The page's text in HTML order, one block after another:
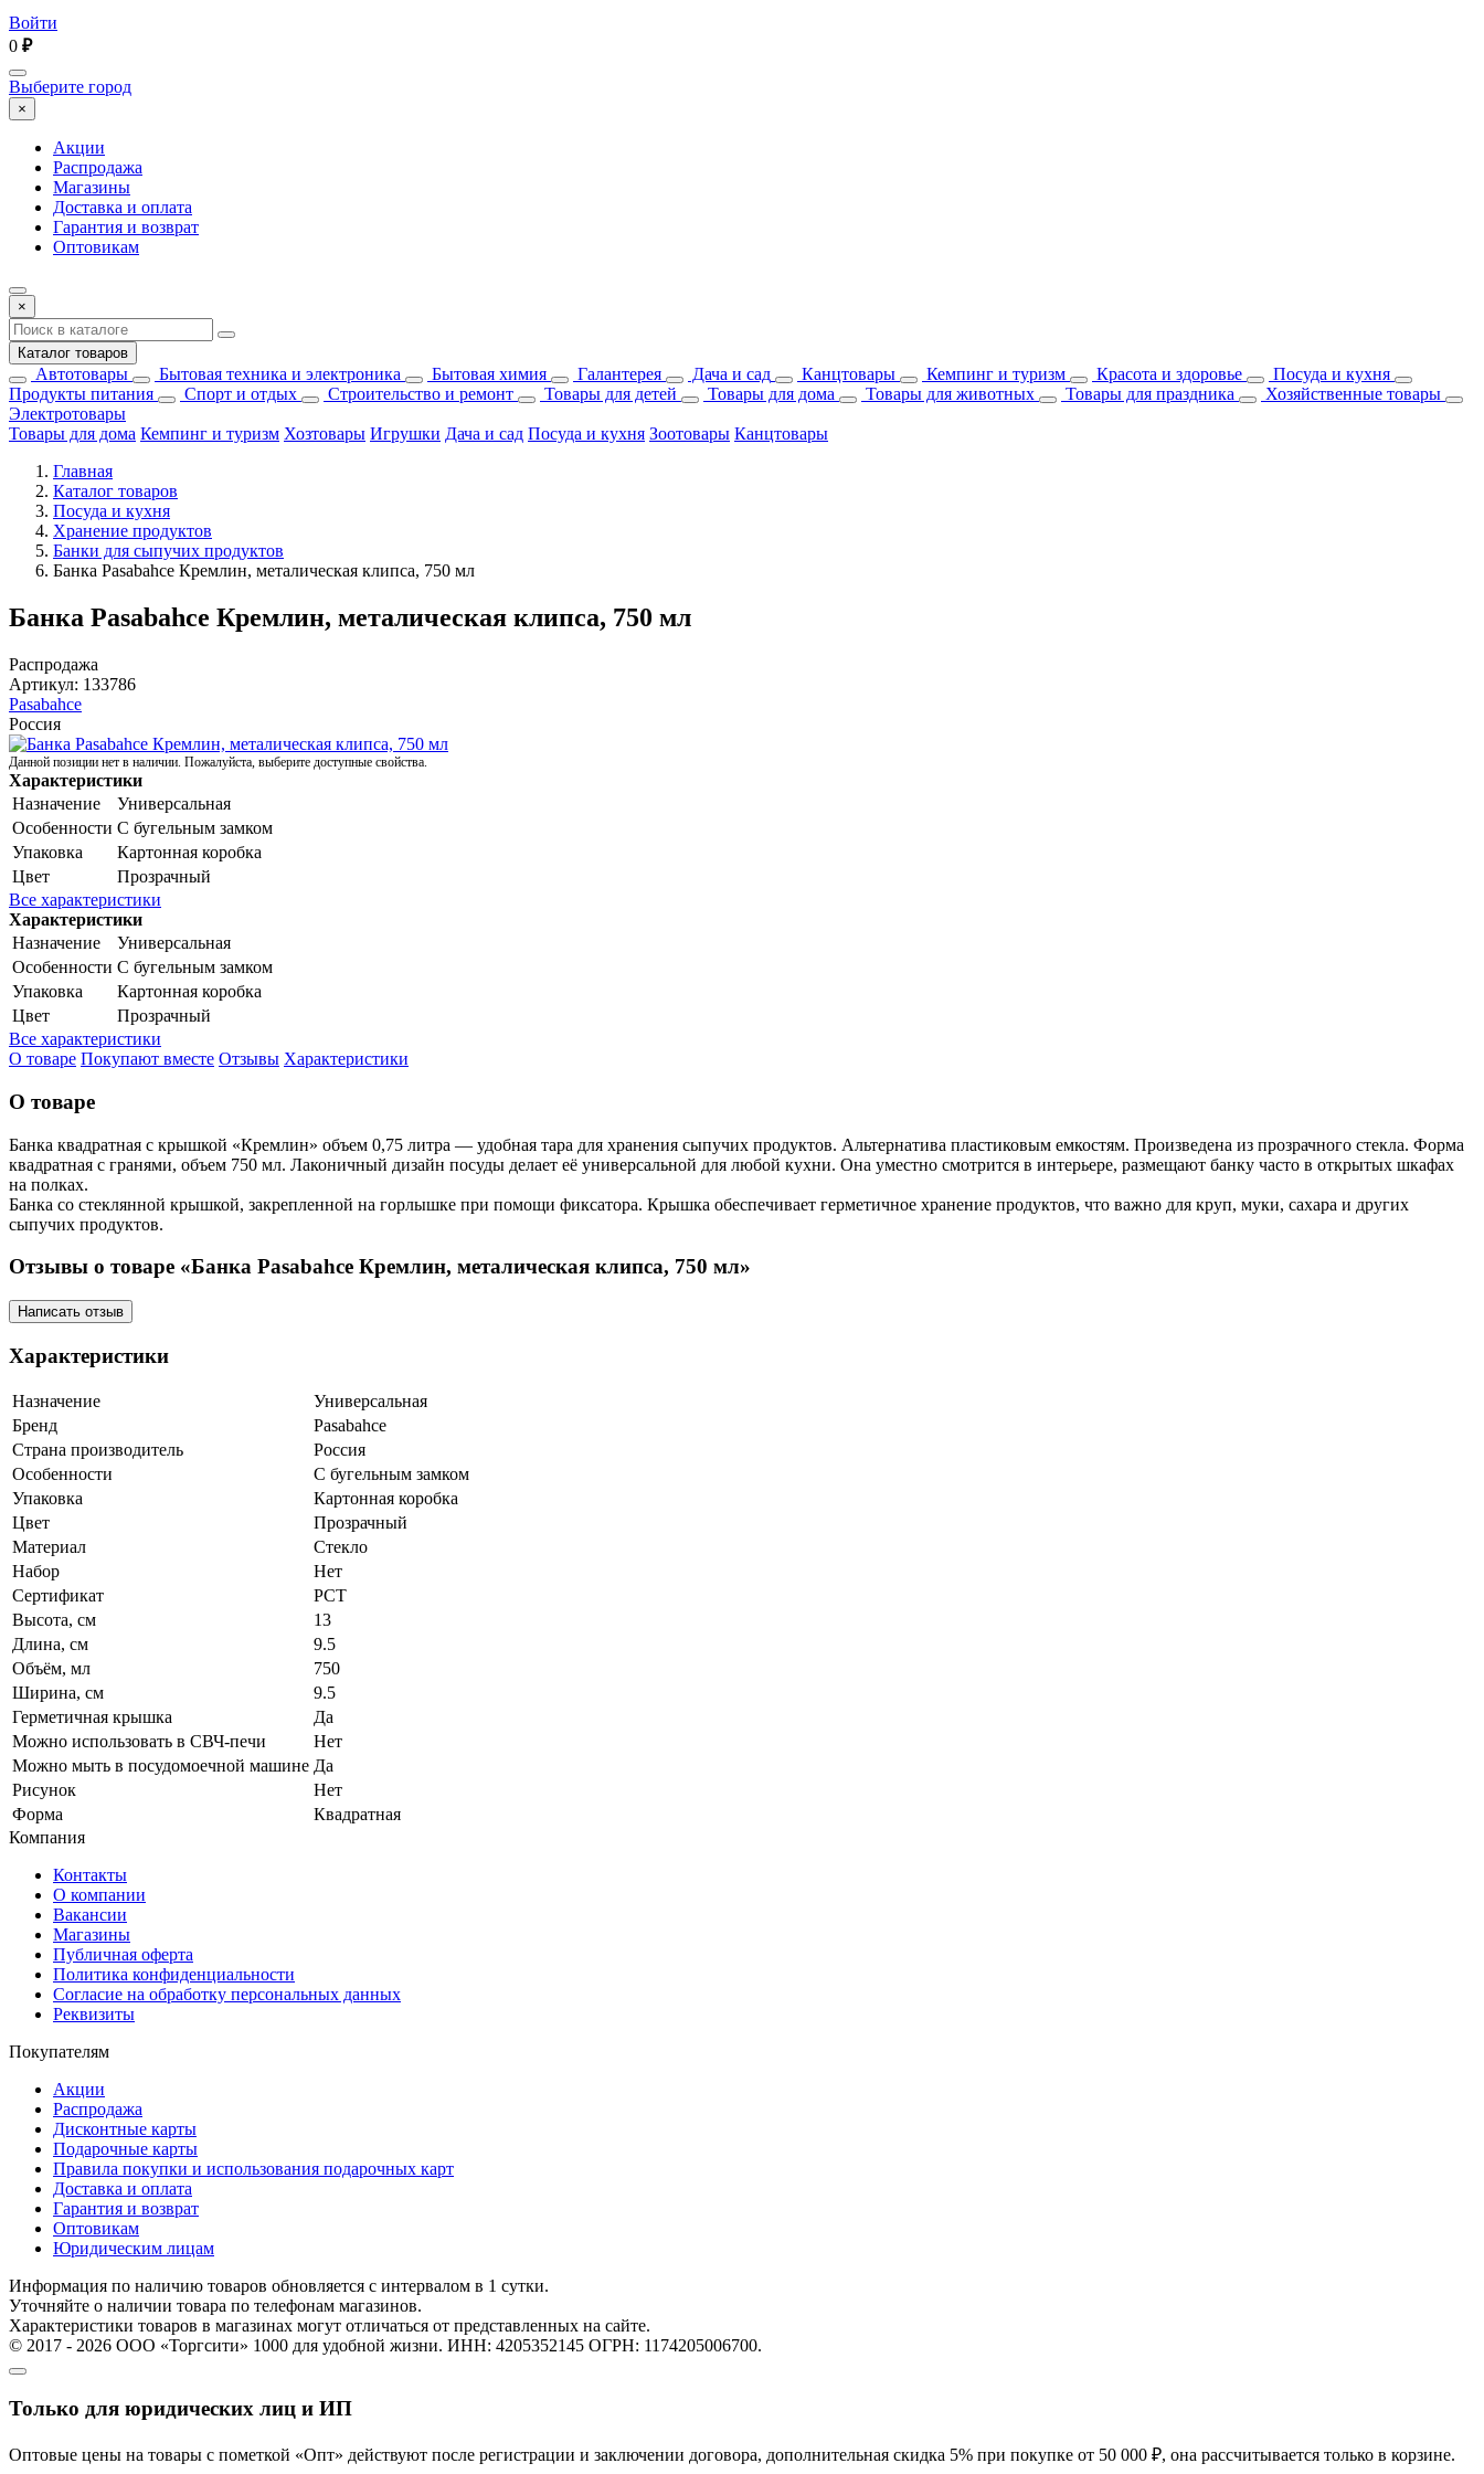
Войти
0 ₽
Выберите город
×
Акции
Распродажа
Магазины
Доставка и оплата
Гарантия и возврат
Оптовикам
×
Каталог товаров
Автотовары Бытовая техника и электроника Бытовая химия Галантерея Дача и сад Канцтовары Кемпинг и туризм Красота и здоровье
Посуда и кухня
Продукты питания
Спорт и отдых Строительство и ремонт Товары для детей Товары для дома Товары для животных Товары для праздника
Хозяйственные товары
Электротовары
Товары для дома Кемпинг и туризм Хозтовары Игрушки Дача и сад Посуда и кухня Зоотовары Канцтовары
Главная
Каталог товаров
Посуда и кухня
Хранение продуктов
Банки для сыпучих продуктов
Банка Pasabahce Кремлин, металическая клипса, 750 мл
Банка Pasabahce Кремлин, металическая клипса, 750 мл
Распродажа
Артикул: 133786
Pasabahce
Россия
Данной позиции нет в наличии. Пожалуйста, выберите доступные свойства.
Характеристики
Назначение
Универсальная
Особенности С бугельным замком
Упаковка
Картонная коробка
Цвет
Прозрачный
Все характеристики
Характеристики
Назначение
Универсальная
Особенности С бугельным замком
Упаковка
Картонная коробка
Цвет
Прозрачный
Все характеристики
О товаре Покупают вместе Отзывы Характеристики
О товаре
Банка квадратная с крышкой «Кремлин» объем 0,75 литра — удобная тара для хранения сыпучих продуктов. Альтернатива пластиковым емкостям. Произведена из прозрачного стекла. Форма
квадратная с гранями, объем 750 мл. Лаконичный дизайн посуды делает её универсальной для любой кухни. Она уместно смотрится в интерьере, размещают банку часто в открытых шкафах
на полках.
Банка со стеклянной крышкой, закрепленной на горлышке при помощи фиксатора. Крышка обеспечивает герметичное хранение продуктов, что важно для круп, муки, сахара и других
сыпучих продуктов.
Отзывы о товаре «Банка Pasabahce Кремлин, металическая клипса, 750 мл»
Написать отзыв
Характеристики
Назначение
Универсальная
Бренд
Pasabahce
Страна производитель
Россия
Особенности
С бугельным замком
Упаковка
Картонная коробка
Цвет
Прозрачный
Материал
Стекло
Набор
Нет
Сертификат
РСТ
Высота, см
13
Длина, см
9.5
Объём, мл
750
Ширина, см
9.5
Герметичная крышка
Да
Можно использовать в СВЧ-печи
Нет
Можно мыть в посудомоечной машине Да
Рисунок
Нет
Форма
Квадратная
Компания
Контакты
О компании
Вакансии
Магазины
Публичная оферта
Политика конфиденциальности
Согласие на обработку персональных данных
Реквизиты
Покупателям
Акции
Распродажа
Дисконтные карты
Подарочные карты
Правила покупки и использования подарочных карт
Доставка и оплата
Гарантия и возврат
Оптовикам
Юридическим лицам
Информация по наличию товаров обновляется с интервалом в 1 сутки.
Уточняйте о наличии товара по телефонам магазинов.
Характеристики товаров в магазинах могут отличаться от представленных на сайте.
© 2017 - 2026 ООО «Торгсити» 1000 для удобной жизни. ИНН: 4205352145 ОГРН: 1174205006700.
Только для юридических лиц и ИП
Оптовые цены на товары с пометкой «Опт» действуют после регистрации и заключении договора, дополнительная скидка 5% при покупке от 50 000 ₽, она рассчитывается только в корзине.